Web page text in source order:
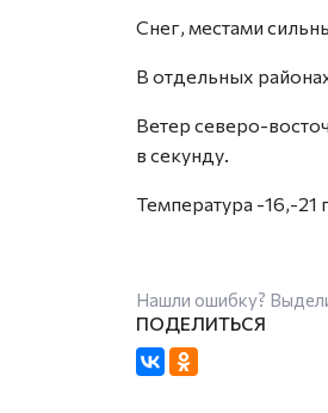
Снег, местами
В отдельных
Ветер северо-
в секунду.
Температура -16,-21
Нашли ошибку?